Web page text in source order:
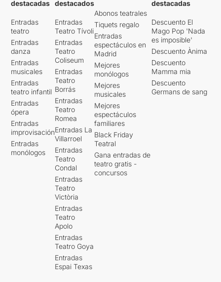
destacadas
Entradas
teatro
Entradas
danza
Entradas
musicales
Entradas
teatro infantil
Entradas
ópera
Entradas
improvisación
Entradas
monólogos
destacados
Entradas
Teatro Tívoli
Entradas
Teatro
Coliseum
Entradas
Teatro
Borrás
Entradas
Teatro
Romea
Entradas La
Villarroel
Entradas
Teatro
Condal
Entradas
Teatro
Victòria
Entradas
Teatro
Apolo
Entradas
Teatro Goya
Entradas
Espai Texas
Abonos teatrales
Tiquets regalo
Entradas
espectáculos en
Madrid
Mejores
monólogos
Mejores
musicales
Mejores
espectáculos
familiares
Black Friday
Teatral
Gana entradas de
teatro gratis -
concursos
destacadas
Descuento El
Mago Pop 'Nada
es imposible'
Descuento Ànima
Descuento
Mamma mia
Descuento
Germans de sang